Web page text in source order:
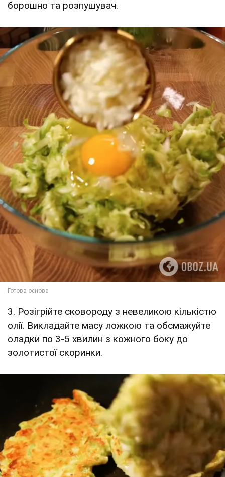
борошно та розпушувач.
3. Розігрійте сковороду з невеликою кількістю
олії. Викладайте масу ложкою та обсмажуйте
оладки по 3-5 хвилин з кожного боку до
золотистої скоринки.